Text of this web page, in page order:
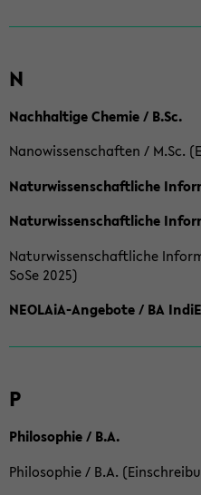
N
Nachhaltige Chemie / B.Sc.
Nanowissenschaften / M.Sc.
Naturwissenschaftliche
Naturwissenschaftliche
Naturwissenschaftliche
SoSe 2025)
NEOLAiA-Angebote / BA
P
Philosophie / B.A.
Philosophie / B.A.